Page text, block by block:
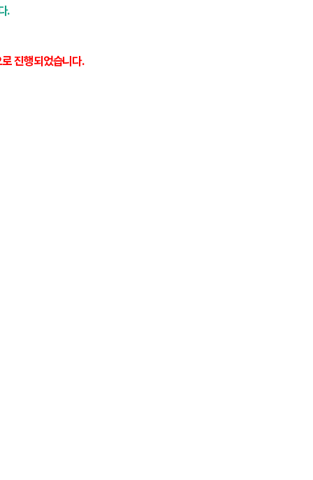
.
진행되었습니다.